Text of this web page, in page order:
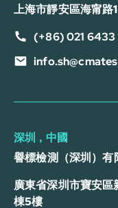
上海市靜安區海甯
(+86) 021
深圳，中國
譽標檢測（深圳）有
廣東省深圳市寶安
棟5樓